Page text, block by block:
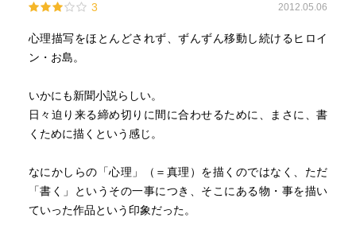
3 2012.05.06
心理描写をほとんどされず、ずんずん移動し続けるヒロイ
ン・お島。
いかにも新聞小説らしい。
日々迫り来る締め切りに間に合わせるために、まさに、書
くために描くという感じ。
なにかしらの「心理」（＝真理）を描くのではなく、ただ
「書く」というその一事につき、そこにある物・事を描い
ていった作品という印象だった。